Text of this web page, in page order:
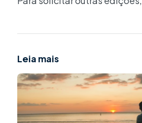
Leia mais